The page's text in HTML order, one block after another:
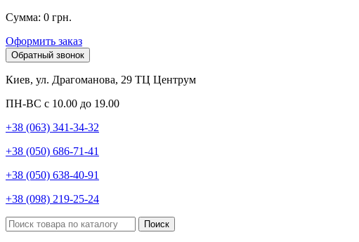
Сумма: 0 грн.
Оформить заказ
Обратный звонок
Киев, ул. Драгоманова, 29 ТЦ Центрум
ПН-ВС с 10.00 до 19.00
+38 (063) 341-34-32
+38 (050) 686-71-41
+38 (050) 638-40-91
+38 (098) 219-25-24
Поиск